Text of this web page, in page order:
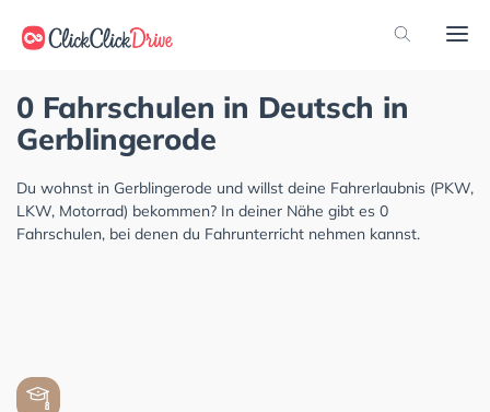
0 Fahrschulen in Deutsch in
Gerblingerode
Du wohnst in Gerblingerode und willst deine Fahrerlaubnis (PKW,
LKW, Motorrad) bekommen? In deiner Nähe gibt es 0
Fahrschulen, bei denen du Fahrunterricht nehmen kannst.